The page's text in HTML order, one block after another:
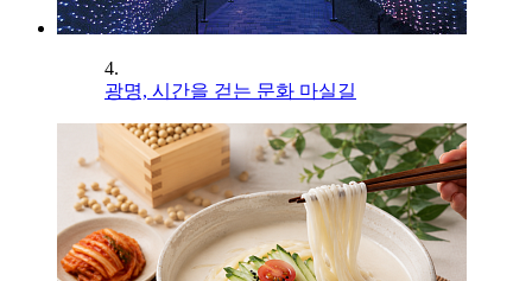
4.
광명, 시간을 걷는 문화 마실길